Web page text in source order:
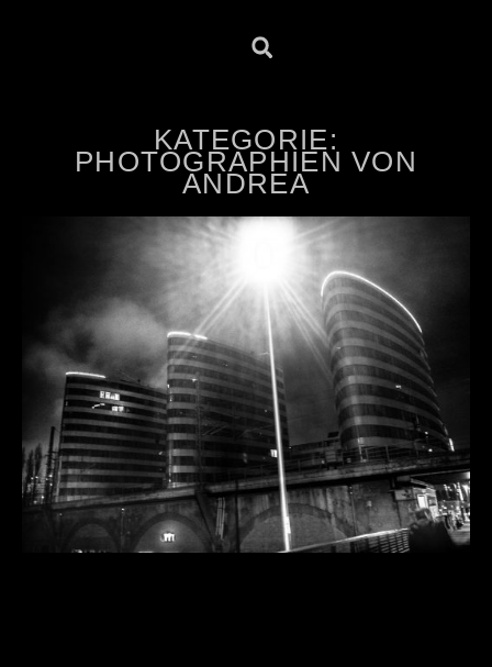
KATEGORIE:
PHOTOGRAPHIEN VON
ANDREA